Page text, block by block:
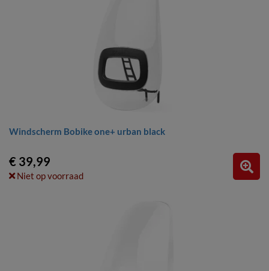
Windscherm Bobike one+ urban black
€ 39,99
Niet op voorraad